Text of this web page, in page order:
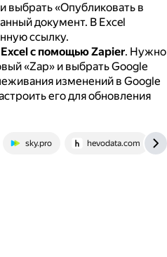
выбрать «Опубликовать в
документ. В Excel
ссылку.
с помощью Zapier. Нужно
«Zap» и выбрать Google
изменений в Google
его для обновления
sky.pro hevodata.com